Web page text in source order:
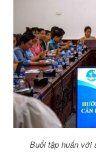
Buổi tập huấn với